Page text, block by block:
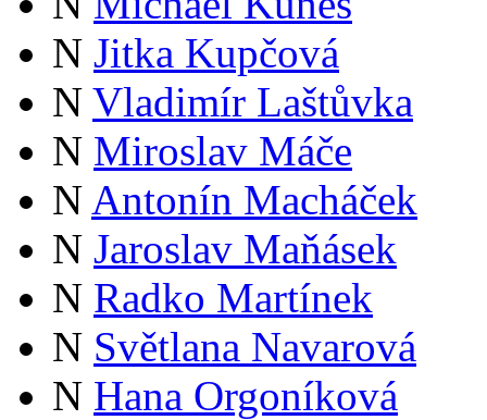
N Jitka Kupčová
N Vladimír Laštůvka
N Miroslav Máče
N Antonín Macháček
N Jaroslav Maňásek
N Radko Martínek
N Světlana Navarová
N Hana Orgoníková